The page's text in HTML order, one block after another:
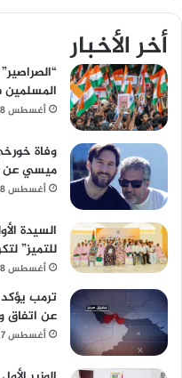
أخر الأخبار
أغسطس 8, 2026
وفاة
ميسي عن 68 عاماً
أغسطس 8, 2026
السيدة
للتميز”
أغسطس 8, 2026
ترمب
عن
أغسطس 7, 2026